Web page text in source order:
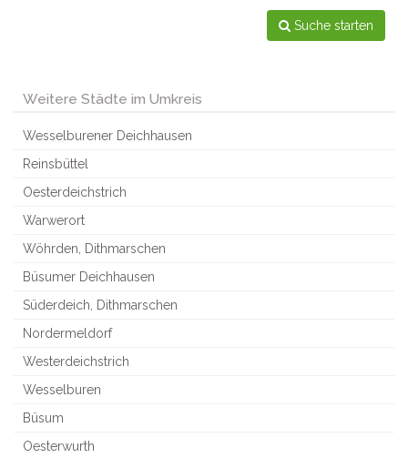
Suche starten
Weitere Städte im Umkreis
Wesselburener Deichhausen
Reinsbüttel
Oesterdeichstrich
Warwerort
Wöhrden, Dithmarschen
Büsumer Deichhausen
Süderdeich, Dithmarschen
Nordermeldorf
Westerdeichstrich
Wesselburen
Büsum
Oesterwurth